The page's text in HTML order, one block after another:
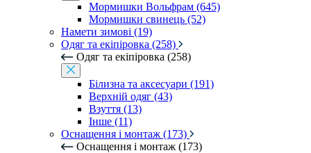
Мормишки Вольфрам (645)
Мормишки свинець (52)
Намети зимові (19)
Одяг та екіпіровка (258)
Одяг та екіпіровка (258)
Білизна та аксесуари (191)
Верхній одяг (43)
Взуття (13)
Інше (11)
Оснащення і монтаж (173)
Оснащення і монтаж (173)